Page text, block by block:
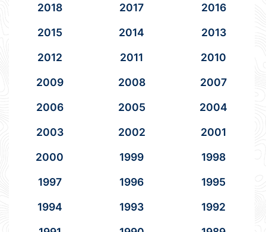
2018
2017
2016
2015
2014
2013
2012
2011
2010
2009
2008
2007
2006
2005
2004
2003
2002
2001
2000
1999
1998
1997
1996
1995
1994
1993
1992